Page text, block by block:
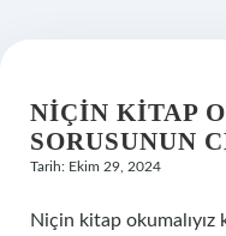
NIÇIN KITAP
SORUSUNUN
Tarih: Ekim 29, 2024
Niçin kitap okumalıyız